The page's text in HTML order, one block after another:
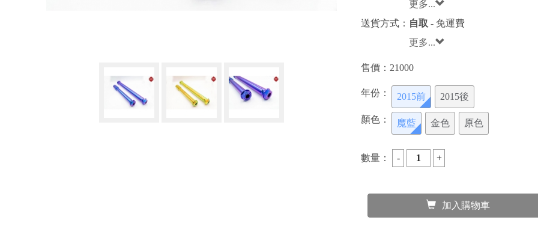
更多...
送貨方式： 自取- 免運費
更多...
售價：21000
年份： 2015前 2015後
顏色： 魔藍 金色 原色
數量：
加入購物車